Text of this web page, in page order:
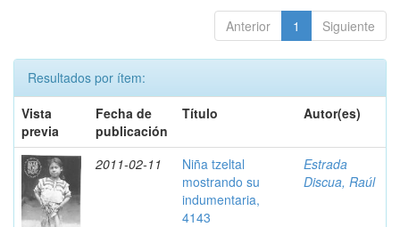
Anterior 1 Siguiente
Resultados por ítem:
Vista
previa
Fecha de
publicación
Título Autor(es)
2011-02-11
Niña tzeltal
mostrando su
indumentaria,
4143
Estrada
Discua, Raúl